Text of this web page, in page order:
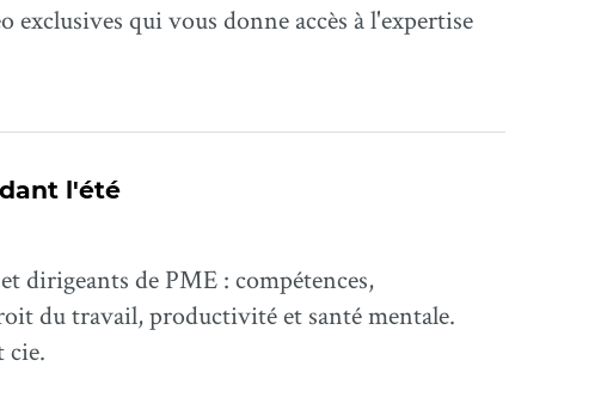
qui vous donne accès à l'expertise
l'été
dirigeants de PME : compétences,
du travail, productivité et santé mentale.
cie.